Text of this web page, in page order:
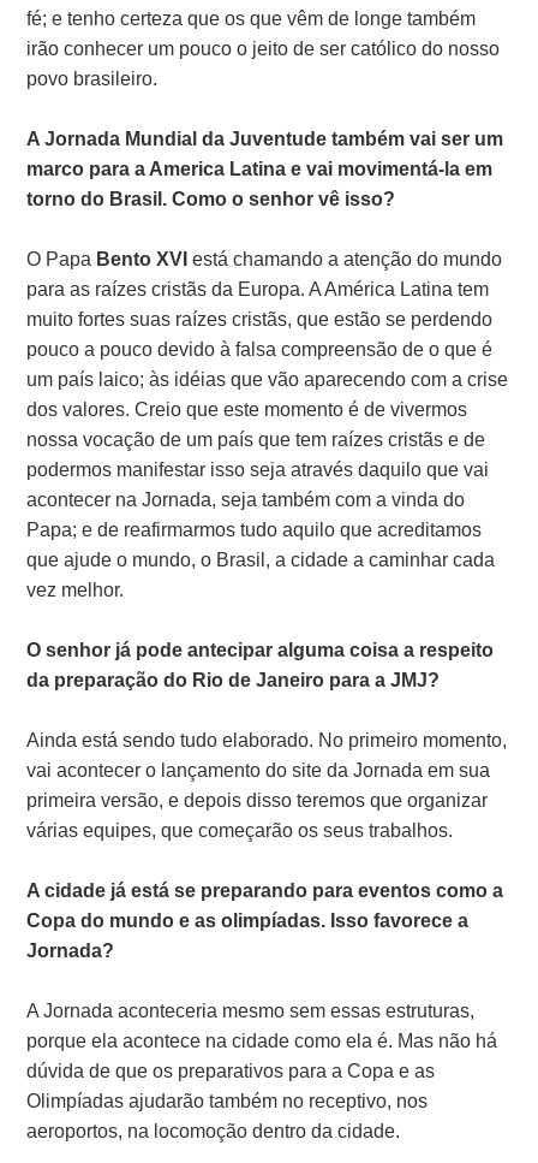
fé; e tenho certeza que os que vêm de longe também
irão conhecer um pouco o jeito de ser católico do nosso
povo brasileiro.
A Jornada Mundial da Juventude também vai ser um
marco para a America Latina e vai movimentá-la em
torno do Brasil. Como o senhor vê isso?
O Papa Bento XVI está chamando a atenção do mundo
para as raízes cristãs da Europa. A América Latina tem
muito fortes suas raízes cristãs, que estão se perdendo
pouco a pouco devido à falsa compreensão de o que é
um país laico; às idéias que vão aparecendo com a crise
dos valores. Creio que este momento é de vivermos
nossa vocação de um país que tem raízes cristãs e de
podermos manifestar isso seja através daquilo que vai
acontecer na Jornada, seja também com a vinda do
Papa; e de reafirmarmos tudo aquilo que acreditamos
que ajude o mundo, o Brasil, a cidade a caminhar cada
vez melhor.
O senhor já pode antecipar alguma coisa a respeito
da preparação do Rio de Janeiro para a JMJ?
Ainda está sendo tudo elaborado. No primeiro momento,
vai acontecer o lançamento do site da Jornada em sua
primeira versão, e depois disso teremos que organizar
várias equipes, que começarão os seus trabalhos.
A cidade já está se preparando para eventos como a
Copa do mundo e as olimpíadas. Isso favorece a
Jornada?
A Jornada aconteceria mesmo sem essas estruturas,
porque ela acontece na cidade como ela é. Mas não há
dúvida de que os preparativos para a Copa e as
Olimpíadas ajudarão também no receptivo, nos
aeroportos, na locomoção dentro da cidade.